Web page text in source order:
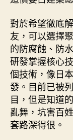
對於希望徹底
友，可以選擇
的防腐蝕、防
研發掌握核心
個技術，像日
發。目前已被
目，但是知道
亂舞，坑害百
套路深得很。